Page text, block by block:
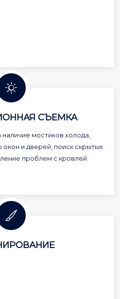
СЪЕМКА
наличие мостиков холода,
и дверей, поиск скрытых
проблем с кровлей.